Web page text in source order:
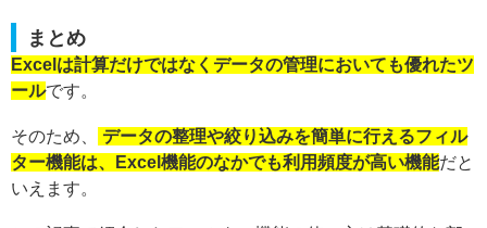
まとめ
Excelは計算だけではなくデータの管理においても優れたツ
ールです。
そのため、
データの整理や絞り込みを簡単に行えるフィル
ター機能は、Excel機能のなかでも利用頻度が高い機能だと
いえます。